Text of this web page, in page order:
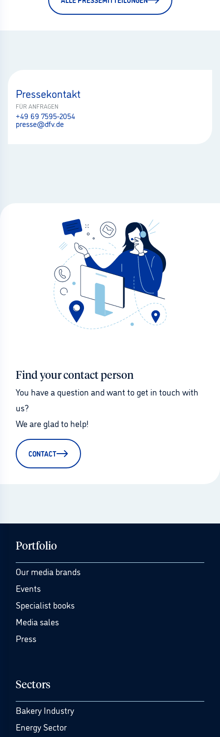
Pressekontakt
FÜR ANFRAGEN
+49 69 7595-2054
presse@dfv.de
Find your contact person
You have a question and want to get in touch with
us?
We are glad to help!
CONTACT
Portfolio
Our media brands
Events
Specialist books
Media sales
Press
Sectors
Bakery Industry
Energy Sector